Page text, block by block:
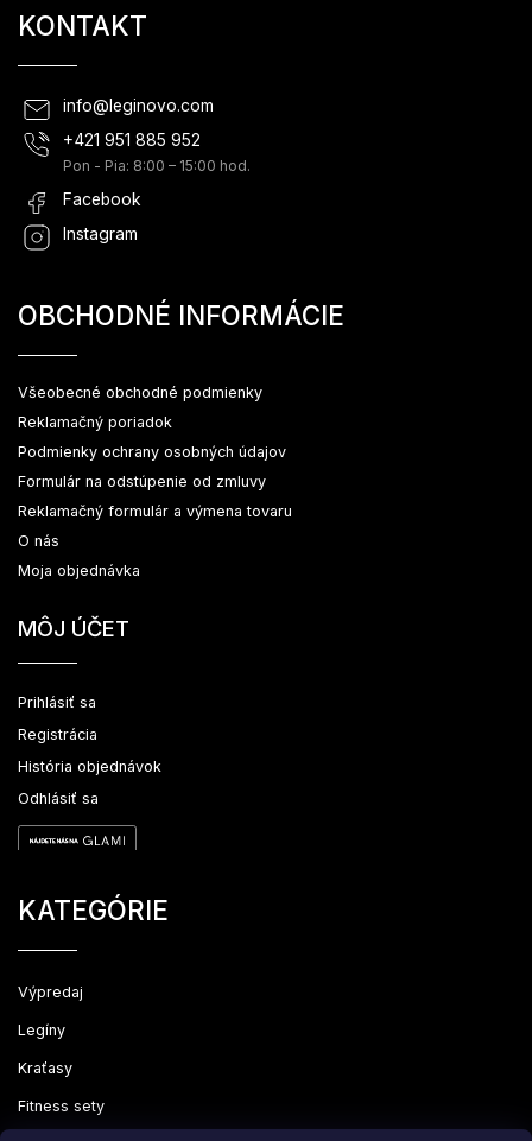
KONTAKT
info@ leginovo.com
+421 951 885 952
Pon - Pia: 8:00 – 15:00 hod.
Facebook
Instagram
OBCHODNÉ INFORMÁCIE
Všeobecné obchodné podmienky
Reklamačný poriadok
Podmienky ochrany osobných údajov
Formulár na odstúpenie od zmluvy
Reklamačný formulár a výmena tovaru
O nás
Moja objednávka
MÔJ ÚČET
Prihlásiť sa
Registrácia
História objednávok
Odhlásiť sa
KATEGÓRIE
Výpredaj
Legíny
Kraťasy
Fitness sety